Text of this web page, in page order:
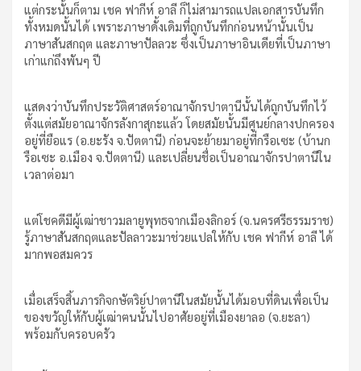
แต่กระนั้นก็ตาม เชค ฟากีห์ อาลี ก็ไม่สามารถแปลเอกสารบันทึก
ทั้งหมดนั้นได้ เพราะภาษาดั้งเดิมที่ถูกบันทึกก่อนหน้านั้นเป็น
ภาษาสันสกฤต และภาษาปัลลวะ ซึ่งเป็นภาษาอินเดียที่เป็นภาษา
เก่าแก่ถึงพันๆ ปี
แสดงว่าบันทึกประวัติศาสตร์อาณาจักรปาตานีนั้นได้ถูกบันทึกไว้
ตั้งแต่สมัยอาณาจักรลังกาสุกะแล้ว โดยสมัยนั้นมีศูนย์กลางปกครอง
อยู่ที่ยือแร (อ.ยะรัง จ.ปัตตานี) ก่อนจะย้ายมาอยู่ที่กรือเซะ (บ้านก
รือเซะ อ.เมือง จ.ปัตตานี) และเปลี่ยนชื่อเป็นอาณาจักรปาตานีใน
เวลาต่อมา
แต่โชคดีมีผู้เฒ่าชาวมลายูพุทธจากเมืองลิกอร์ (จ.นครศรีธรรมราช)
รู้ภาษาสันสกฤตและปัลลาวะมาช่วยแปลให้กับ เชค ฟากีห์ อาลี ได้
มากพอสมควร
เมื่อเสร็จสิ้นภารกิจกษัตริย์ปาตานีในสมัยนั้นได้มอบที่ดินเพื่อเป็น
ของขวัญให้กับผู้เฒ่าฅนนั้นไปอาศัยอยู่ที่เมืองยาลอ (จ.ยะลา)
พร้อมกับครอบครัว